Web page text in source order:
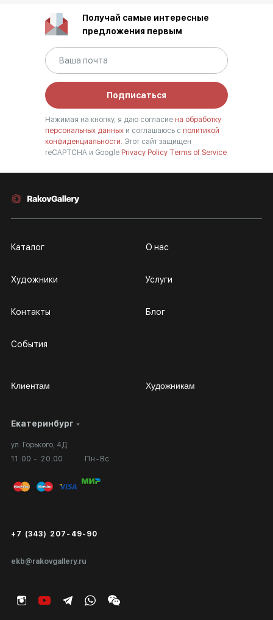
Получай самые интересные
предложения первым
Подписаться
Нажимая на кнопку, я даю согласие на обработку
персональных данных и соглашаюсь с политикой
конфиденциальности. Этот сайт защищен
reCAPTCHA и Google Privacy Policy Terms of Service
Екатеринбург
ул. Горького, 4Д
11:00 - 20:00
Пн-Вс
ekb@rakovgallery.ru
+7 (343) 207-49-90
Каталог
Художники
Контакты
События
О нас
Услуги
Блог
Клиентам
Личный кабинет
Вопросы и ответы
Публичная оферта
Экспертиза/Вывоз за границу
Подарочные сертификаты
Художникам
Сотрудничество
Выставка в галерее